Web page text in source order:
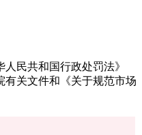
民共和国行政处罚法》
有关文件和《关于规范市场